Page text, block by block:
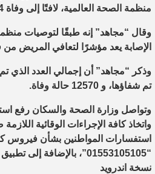
منظمة الصحة العالمية، لافتًا إلى وفاة 44 حالة جديدة.
الإصابة يعد مؤشرًا لتعافي المريض
تم شفاؤها، و 12570 حالة وفاة.
وتواصل وزارة الصحة والسكان رفع
واتخاذ كافة الإجراءات الوقائية
“01553105105”، بالإضافة إلى تطبيق “صحة مصر” المتاح على الهواتف ويمكن تحميله من خلال الرابطين التاليين:
نسخة اندرويد